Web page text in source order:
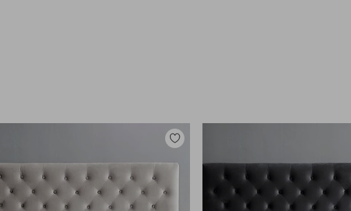
Zu
hinzufügen